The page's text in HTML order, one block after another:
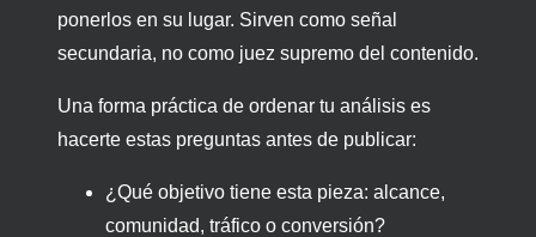
ponerlos en su lugar. Sirven como señal
secundaria, no como juez supremo del contenido.
Una forma práctica de ordenar tu análisis es
hacerte estas preguntas antes de publicar:
¿Qué objetivo tiene esta pieza: alcance,
comunidad, tráfico o conversión?